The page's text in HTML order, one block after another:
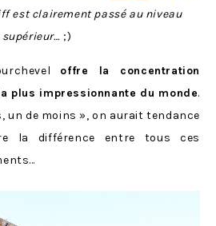
est clairement passé au niveau
supérieur… ;)
offre la concentration
plus impressionnante du monde.
un de moins », on aurait tendance
la différence entre tous ces